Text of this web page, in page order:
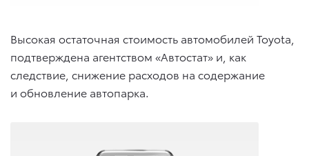
Высокая остаточная стоимость автомобилей Toyota,
подтверждена агентством «Автостат» и, как
следствие, снижение расходов на содержание
и обновление автопарка.